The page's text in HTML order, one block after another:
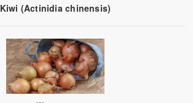
Kiwi (Actinidia chinensis)